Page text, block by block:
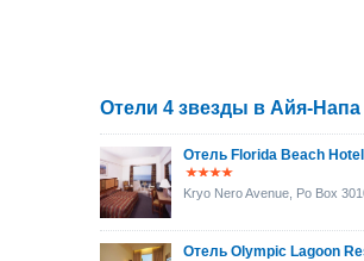
Отели 4 звезды в Айя-Напа
Отель Florida Beach Hotel
Kryo Nero Avenue, Po Box
Отель Olympic Lagoon